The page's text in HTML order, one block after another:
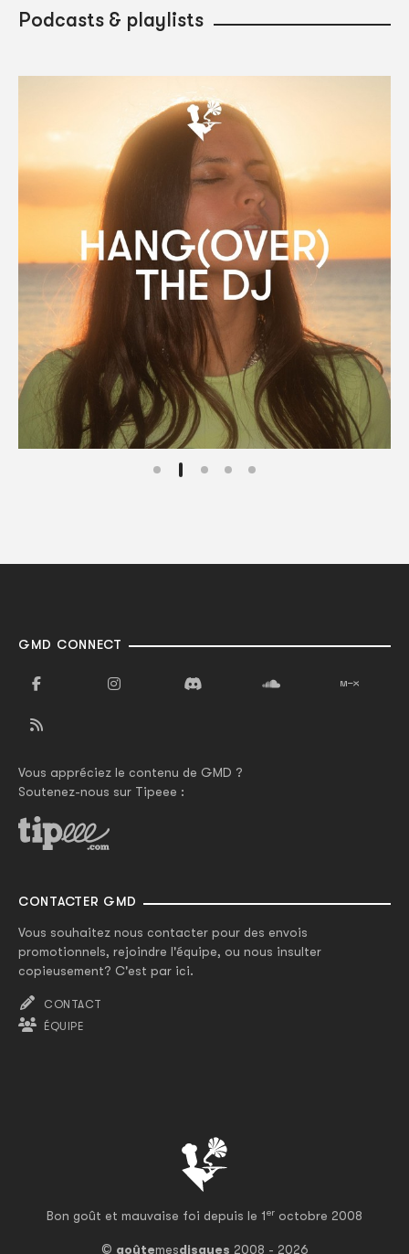
Podcasts & playlists
Bon goût et mauvaise foi depuis le 1er octobre 2008
© goûtemesdisques 2008 - 2026
GMD CONNECT
Vous appréciez le contenu de GMD ?
Soutenez-nous sur Tipeee :
CONTACTER GMD
Vous souhaitez nous contacter pour des envois
promotionnels, rejoindre l'équipe, ou nous insulter
copieusement? C'est par ici.
CONTACT
ÉQUIPE